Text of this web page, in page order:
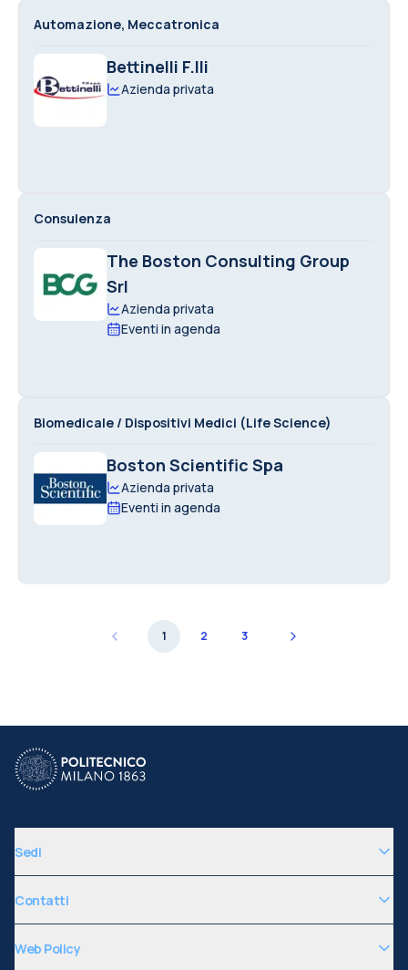
Automazione, Meccatronica
Bettinelli F.lli
Azienda privata
Consulenza
The Boston Consulting Group
Srl
Azienda privata
Eventi in agenda
Biomedicale / Dispositivi Medici (Life Science)
Boston Scientific Spa
Azienda privata
Eventi in agenda
1 2 3
Sedi
Contatti
Web Policy